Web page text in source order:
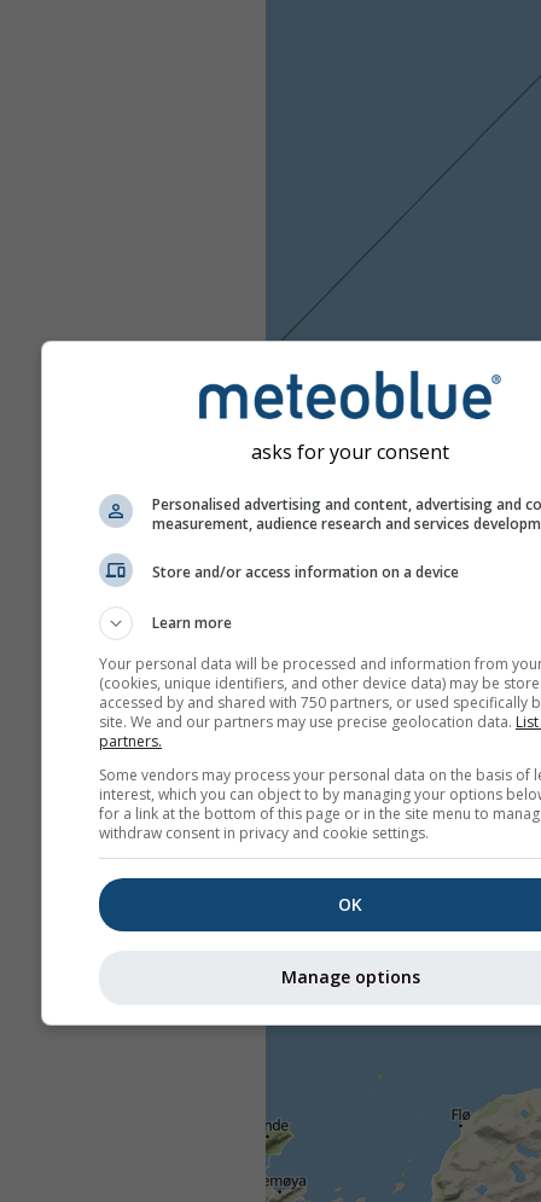
asks for your consent
Personalised advertising and content, advertising and
measurement, audience research and services
Store and/or access information on a device
Learn more
Your personal data will be processed and information from
(cookies, unique identifiers, and other device data) may be
accessed by and shared with 750 partners, or used specifically
site. We and our partners may use precise geolocation data.
partners.
Some vendors may process your personal data on the basis of
interest, which you can object to by managing your options
for a link at the bottom of this page or in the site menu to
withdraw consent in privacy and cookie settings.
OK
Manage options